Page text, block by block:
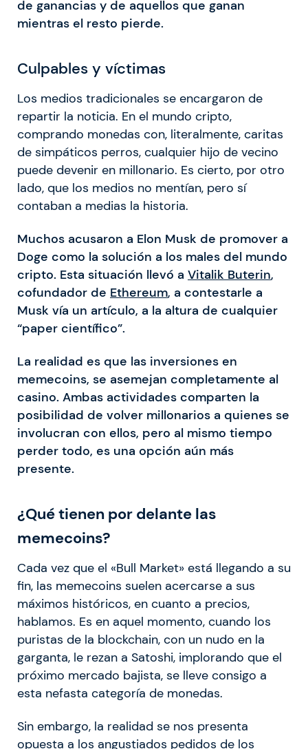
de ganancias y de aquellos que ganan
mientras el resto pierde.
Culpables y víctimas
Los medios tradicionales se encargaron de
repartir la noticia. En el mundo cripto,
comprando monedas con, literalmente, caritas
de simpáticos perros, cualquier hijo de vecino
puede devenir en millonario. Es cierto, por otro
lado, que los medios no mentían, pero sí
contaban a medias la historia.
Muchos acusaron a Elon Musk de promover a
Doge como la solución a los males del mundo
cripto. Esta situación llevó a Vitalik Buterin,
cofundador de Ethereum, a contestarle a
Musk vía un artículo, a la altura de cualquier
“paper científico”.
La realidad es que las inversiones en
memecoins, se asemejan completamente al
casino. Ambas actividades comparten la
posibilidad de volver millonarios a quienes se
involucran con ellos, pero al mismo tiempo
perder todo, es una opción aún más
presente.
¿Qué tienen por delante las
memecoins?
Cada vez que el «Bull Market» está llegando a su
fin, las memecoins suelen acercarse a sus
máximos históricos, en cuanto a precios,
hablamos. Es en aquel momento, cuando los
puristas de la blockchain, con un nudo en la
garganta, le rezan a Satoshi, implorando que el
próximo mercado bajista, se lleve consigo a
esta nefasta categoría de monedas.
Sin embargo, la realidad se nos presenta
opuesta a los angustiados pedidos de los